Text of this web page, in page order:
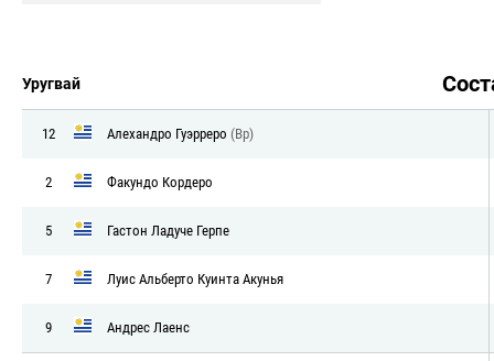
Уругвай
12 Алехандро Гуэрреро (Вр)
2 Факундо Кордеро
5 Гастон Ладуче Герпе
7 Луис Альберто Куинта Акунья
9 Андрес Лаенс